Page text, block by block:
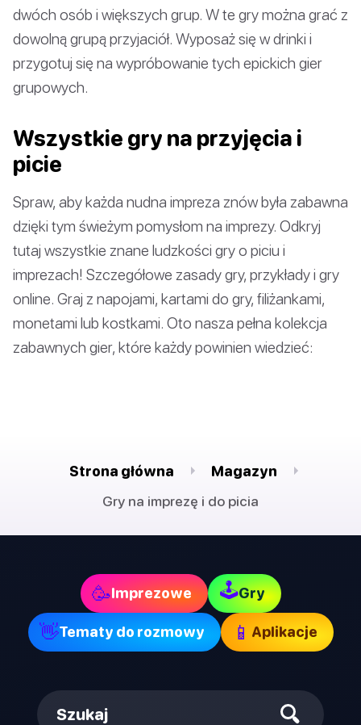
dwóch osób i większych grup. W te gry można grać z
dowolną grupą przyjaciół. Wyposaż się w drinki i
przygotuj się na wypróbowanie tych epickich gier
grupowych.
Wszystkie gry na przyjęcia i
picie
Spraw, aby każda nudna impreza znów była zabawna
dzięki tym świeżym pomysłom na imprezy. Odkryj
tutaj wszystkie znane ludzkości gry o piciu i
imprezach! Szczegółowe zasady gry, przykłady i gry
online. Graj z napojami, kartami do gry, filiżankami,
monetami lub kostkami. Oto nasza pełna kolekcja
zabawnych gier, które każdy powinien wiedzieć:
Strona główna
Magazyn
Gry na imprezę i do picia
🥳Imprezowe 🕹Gry
👋Tematy do rozmowy 📱 Aplikacje
Szukaj